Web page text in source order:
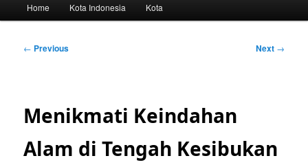
Home Kota Indonesia Kota
Post
← Previous Next →
Menikmati Keindahan
Alam di Tengah Kesibukan